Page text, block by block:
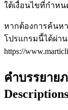
ใต้เงื่อนไขที่กำหน
หากต้องการค้นห
โปรแกรมนี้ได้ผ่าน
https://
คำบรรยาย